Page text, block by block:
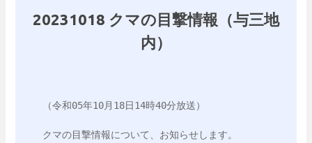
20231018 クマの目撃情報（与三地
内）
（令和05年10月18日14時40分放送）
クマの目撃情報について、お知らせします。